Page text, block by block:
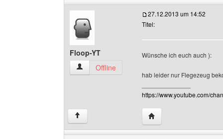
Floop-YT
Floop-YT Benutzer-Profile anzeigen
Offline
27.12.2013 um 14:52
Titel:
Wünsche ich euch auch ):
hab leider nur Flegezeug
https://www.youtube.com/
↑ Website dieses